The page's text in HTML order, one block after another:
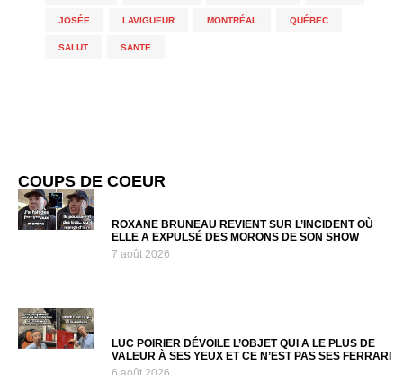
JOSÉE LAVIGUEUR MONTRÉAL QUÉBEC
SALUT SANTE
COUPS DE COEUR
ROXANE BRUNEAU REVIENT SUR L’INCIDENT OÙ
ELLE A EXPULSÉ DES MORONS DE SON SHOW
7 août 2026
LUC POIRIER DÉVOILE L’OBJET QUI A LE PLUS DE
VALEUR À SES YEUX ET CE N’EST PAS SES FERRARI